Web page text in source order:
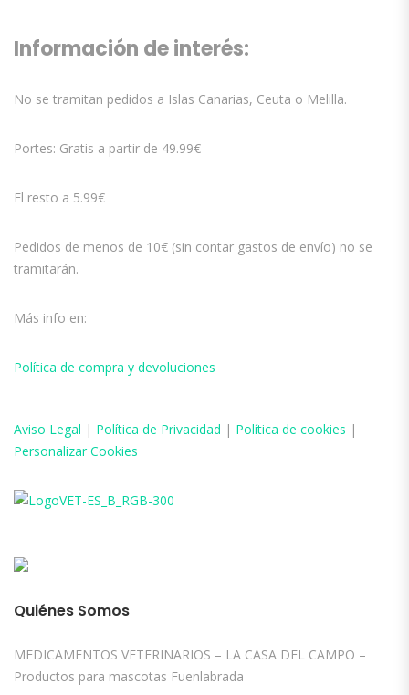
Información de interés:
No se tramitan pedidos a Islas Canarias, Ceuta o Melilla.
Portes: Gratis a partir de 49.99€
El resto a 5.99€
Pedidos de menos de 10€ (sin contar gastos de envío) no se
tramitarán.
Más info en:
Política de compra y devoluciones
Aviso Legal | Política de Privacidad | Política de cookies |
Personalizar Cookies
Quiénes Somos
MEDICAMENTOS VETERINARIOS – LA CASA DEL CAMPO –
Productos para mascotas Fuenlabrada